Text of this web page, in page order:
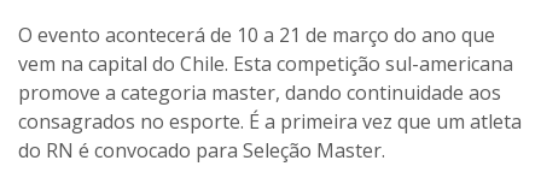
O evento acontecerá de 10 a 21 de março do ano que
vem na capital do Chile. Esta competição sul-americana
promove a categoria master, dando continuidade aos
consagrados no esporte. É a primeira vez que um atleta
do RN é convocado para Seleção Master.